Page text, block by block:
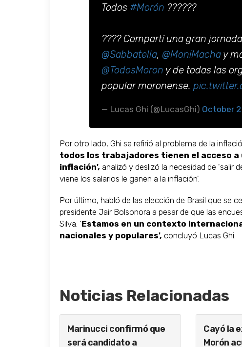
Todos #Morón ??????
???? Compartí una gran
@Sabbatella, @MoniMachay
@TodosMoron y de todas las
popular moronense.
— Lucas Ghi (@LucasGhi) October
Por otro lado, Ghi se refirió al problema de la
todos los trabajadores tienen el acceso
inflación', analizó y deslizó la necesidad de 'salir
viene los salarios le ganen a la inflación'.
Por último, habló de las elección de Brasil que se
presidente Jair Bolsonora a pesar de que las
Silva. 'Estamos en un contexto
nacionales y populares', concluyó Lucas Ghi.
Noticias Relacionadas
Marinucci confirmó que
será candidato a
Cayó la
Morón